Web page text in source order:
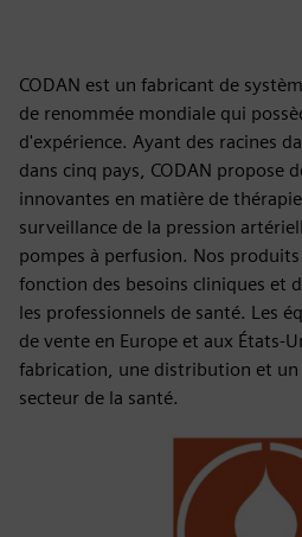
CODAN est un fabricant de
de renommée mondiale qui
d'expérience. Ayant des racines
dans cinq pays, CODAN propose
innovantes en matière de
surveillance de la pression
pompes à perfusion. Nos
fonction des besoins cliniques et
les professionnels de santé. Les
de vente en Europe et aux États-
fabrication, une distribution et un
secteur de la santé.